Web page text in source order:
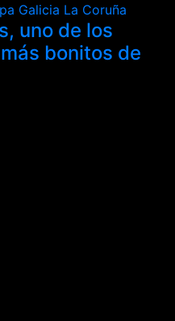
Galicia La Coruña
uno de los
bonitos de